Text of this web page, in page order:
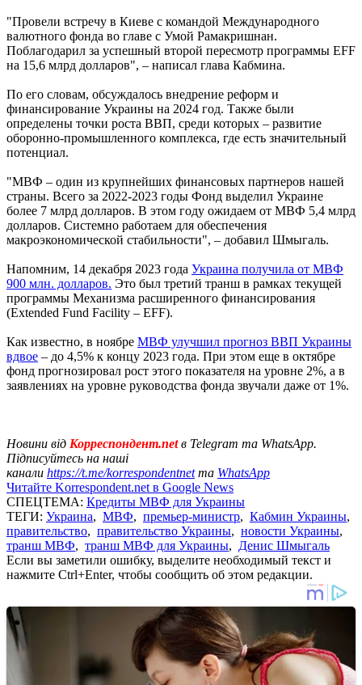
"Провели встречу в Киеве с командой Международного
валютного фонда во главе с Умой Рамакришнан.
Поблагодарил за успешный второй пересмотр программы EFF
на 15,6 млрд долларов", – написал глава Кабмина.
По его словам, обсуждалось внедрение реформ и
финансирование Украины на 2024 год. Также были
определены точки роста ВВП, среди которых – развитие
оборонно-промышленного комплекса, где есть значительный
потенциал.
"МВФ – один из крупнейших финансовых партнеров нашей
страны. Всего за 2022-2023 годы Фонд выделил Украине
более 7 млрд долларов. В этом году ожидаем от МВФ 5,4 млрд
долларов. Системно работаем для обеспечения
макроэкономической стабильности", – добавил Шмыгаль.
Напомним, 14 декабря 2023 года Украина получила от МВФ
900 млн. долларов. Это был третий транш в рамках текущей
программы Механизма расширенного финансирования
(Extended Fund Facility – EFF).
Как известно, в ноябре МВФ улучшил прогноз ВВП Украины
вдвое – до 4,5% к концу 2023 года. При этом еще в октябре
фонд прогнозировал рост этого показателя на уровне 2%, а в
заявлениях на уровне руководства фонда звучали даже от 1%.
Новини від Корреспондент.netв Telegram та WhatsApp.
Підписуйтесь на наші
канали https://t.me/korrespondentnetта WhatsApp
Читайте Korrespondent.net в Google News
СПЕЦТЕМА: Кредиты МВФ для Украины
ТЕГИ: Украина, МВФ, премьер-министр, Кабмин Украины,
правительство, правительство Украины, новости Украины,
транш МВФ, транш МВФ для Украины, Денис Шмыгаль
Если вы заметили ошибку, выделите необходимый текст и
нажмите Ctrl+Enter, чтобы сообщить об этом редакции.